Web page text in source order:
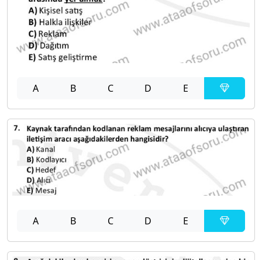
A B C D E
A B C D E